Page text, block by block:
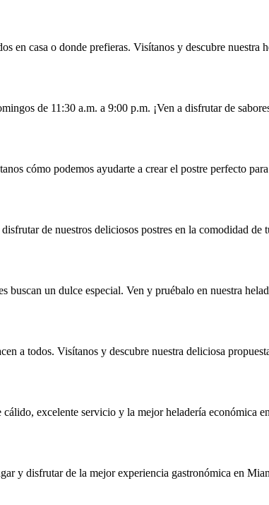
en casa o donde prefieras. Visítanos y descubre nuestra
de 11:30 a.m. a 9:00 p.m. ¡Ven a disfrutar de
cómo podemos ayudarte a crear el postre perfecto
de nuestros deliciosos postres en la comodidad
buscan un dulce especial. Ven y pruébalo en nuestra
a todos. Visítanos y descubre nuestra deliciosa
excelente servicio y la mejor heladería económica
y disfrutar de la mejor experiencia gastronómica en